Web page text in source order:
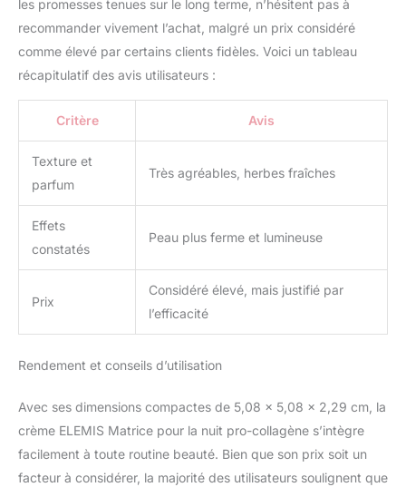
les promesses tenues sur le long terme, n’hésitent pas à
recommander vivement l’achat, malgré un prix considéré
comme élevé par certains clients fidèles. Voici un tableau
récapitulatif des avis utilisateurs :
Critère Avis
Texture et
parfum
Très agréables, herbes fraîches
Effets
constatés
Peau plus ferme et lumineuse
Prix
Considéré élevé, mais justifié par
l’efficacité
Rendement et conseils d’utilisation
Avec ses dimensions compactes de 5,08 x 5,08 x 2,29 cm, la
crème ELEMIS Matrice pour la nuit pro-collagène s’intègre
facilement à toute routine beauté. Bien que son prix soit un
facteur à considérer, la majorité des utilisateurs soulignent que